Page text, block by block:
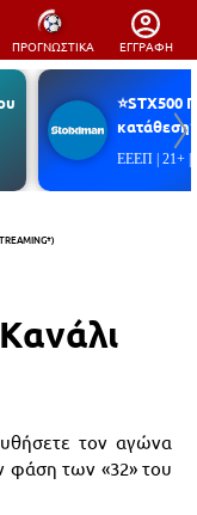
ΠΡΟΓΝΩΣΤΙΚΑ ΕΓΓΡΑΦΗ
⭐STX500
ΕΕΕΠ | 21+
τον αγώνα
φάση των «32» του